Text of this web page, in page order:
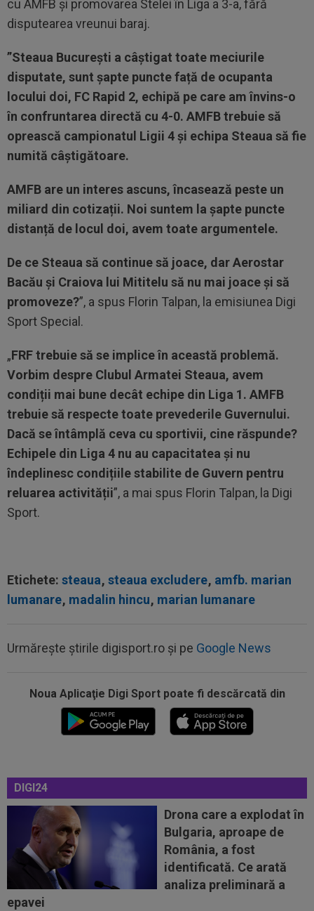
cu AMFB şi promovarea Stelei în Liga a 3-a, fără
disputearea vreunui baraj.
”Steaua București a câștigat toate meciurile
disputate, sunt șapte puncte față de ocupanta
locului doi, FC Rapid 2, echipă pe care am învins-o
în confruntarea directă cu 4-0. AMFB trebuie să
oprească campionatul Ligii 4 și echipa Steaua să fie
numită câștigătoare.
AMFB are un interes ascuns, încasează peste un
miliard din cotizații. Noi suntem la șapte puncte
distanță de locul doi, avem toate argumentele.
De ce Steaua să continue să joace, dar Aerostar
Bacău și Craiova lui Mititelu să nu mai joace și să
promoveze?”, a spus Florin Talpan, la emisiunea Digi
Sport Special.
„FRF trebuie să se implice în această problemă.
Vorbim despre Clubul Armatei Steaua, avem
condiții mai bune decât echipe din Liga 1. AMFB
trebuie să respecte toate prevederile Guvernului.
Dacă se întâmplă ceva cu sportivii, cine răspunde?
Echipele din Liga 4 nu au capacitatea și nu
îndeplinesc condițiile stabilite de Guvern pentru
reluarea activității”, a mai spus Florin Talpan, la Digi
Sport.
Etichete: steaua, steaua excludere, amfb. marian
lumanare, madalin hincu, marian lumanare
Urmărește știrile digisport.ro și pe Google News
Noua Aplicaţie Digi Sport poate fi descărcată din
DIGI24
Drona care a explodat în
Bulgaria, aproape de
România, a fost
identificată. Ce arată
analiza preliminară a
epavei
00:20 VIDEO
Estrela - Sporting 2-2. Meci
spectaculos! Ianis Stoica a fost titular. Cele mai...
00:02 EXCLUSIV
Florin Prunea s-a convins, după
Dinamo - FC Voluntari: ”Fotbalist! Extraordinar”
Ion Gheorghe a rupt tăcerea, după ce a
provocat penalty-ul din care Dinamo a...